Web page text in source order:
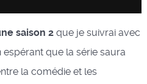
saison 2que je suivrai avec
que la série saura
la comédie et les